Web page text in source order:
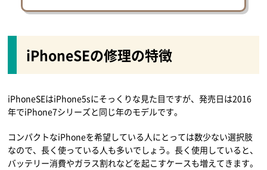
iPhoneSEの修理の特徴
iPhoneSEはiPhone5sにそっくりな見た目ですが、発売日は2016
年でiPhone7シリーズと同じ年のモデルです。
コンパクトなiPhoneを希望している人にとっては数少ない選択肢
なので、長く使っている人も多いでしょう。長く使用していると、
バッテリー消費やガラス割れなどを起こすケースも増えてきます。